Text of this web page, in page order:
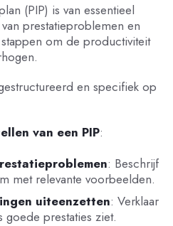
(PIP) is van essentieel
prestatieproblemen en
om de productiviteit
en specifiek op
van een PIP:
: Beschrijf
met relevante voorbeelden.
uiteenzetten: Verklaar
goede prestaties ziet.